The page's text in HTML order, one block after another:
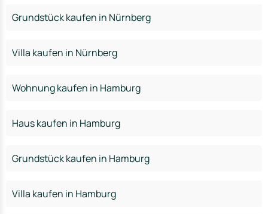
Grundstück kaufen in Nürnberg
Villa kaufen in Nürnberg
Wohnung kaufen in Hamburg
Haus kaufen in Hamburg
Grundstück kaufen in Hamburg
Villa kaufen in Hamburg